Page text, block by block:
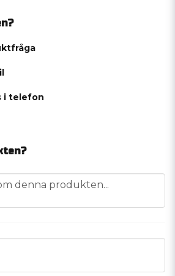
i telefon
denna produkten...